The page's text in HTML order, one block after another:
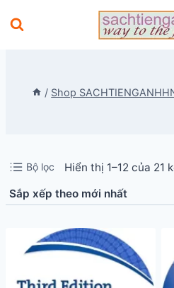
to
/ Shop
Bộ lọc Hiển thị 1–12 của 21